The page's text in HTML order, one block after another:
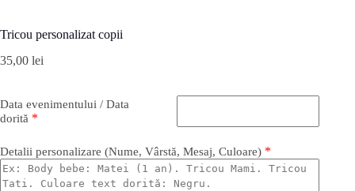
Tricou personalizat copii
35,00 lei
Data evenimentului / Data
dorită *
Detalii personalizare (Nume, Vârstă, Mesaj, Culoare) *